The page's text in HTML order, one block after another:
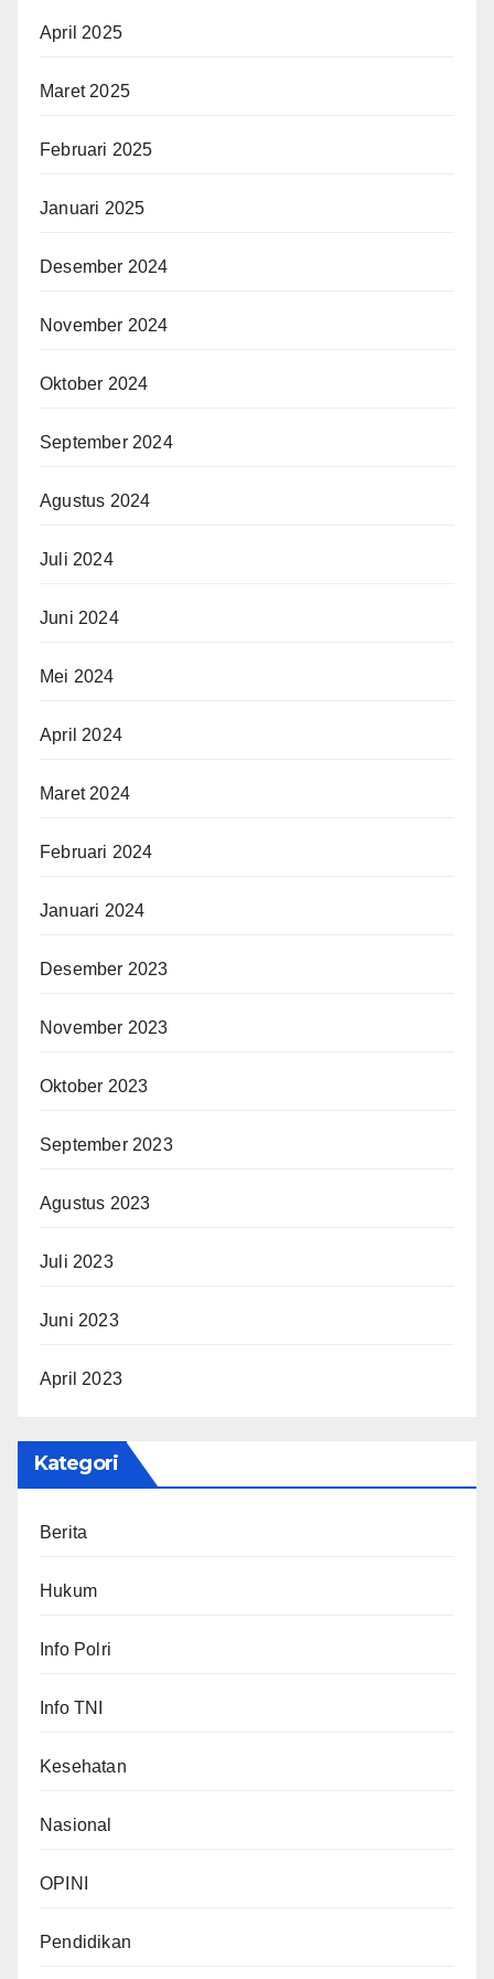
April 2025
Maret 2025
Februari 2025
Januari 2025
Desember 2024
November 2024
Oktober 2024
September 2024
Agustus 2024
Juli 2024
Juni 2024
Mei 2024
April 2024
Maret 2024
Februari 2024
Januari 2024
Desember 2023
November 2023
Oktober 2023
September 2023
Agustus 2023
Juli 2023
Juni 2023
April 2023
Kategori
Berita
Hukum
Info Polri
Info TNI
Kesehatan
Nasional
OPINI
Pendidikan